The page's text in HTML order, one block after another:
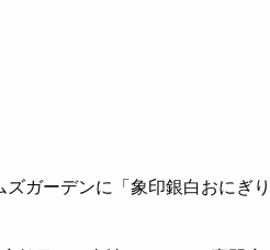
ガーデンに「象印銀白おにぎ